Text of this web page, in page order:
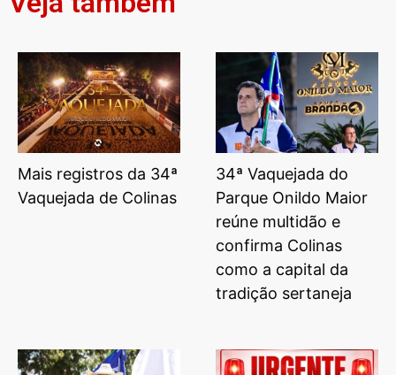
Mais registros da 34ª
Vaquejada de Colinas
34ª Vaquejada do
Parque Onildo Maior
reúne multidão e
confirma Colinas
como a capital da
tradição sertaneja